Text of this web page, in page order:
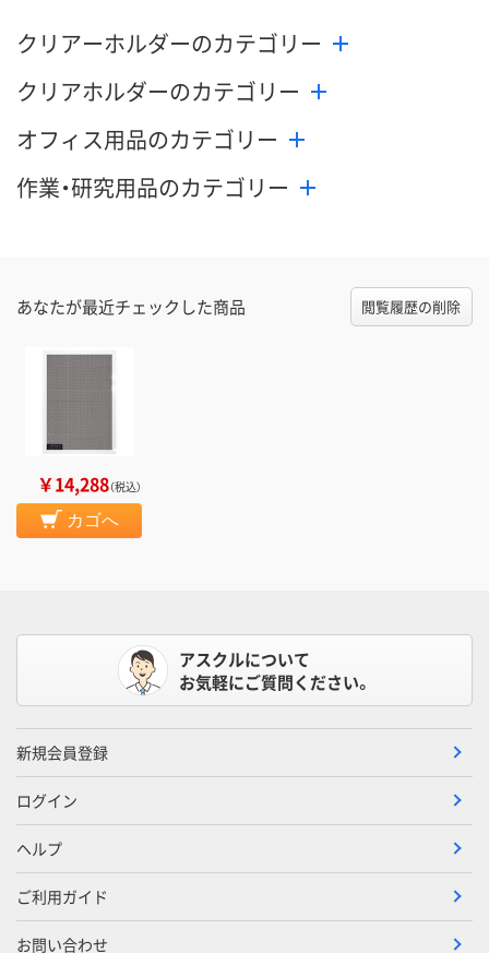
クリアーホルダーのカテゴリー
クリアホルダーのカテゴリー
オフィス用品のカテゴリー
作業・研究用品のカテゴリー
あなたが最近チェックした商品 閲覧履歴の削除
￥14,288（税込）
カゴへ
アスクルについて
お気軽にご質問ください。
新規会員登録
ログイン
ヘルプ
ご利用ガイド
お問い合わせ